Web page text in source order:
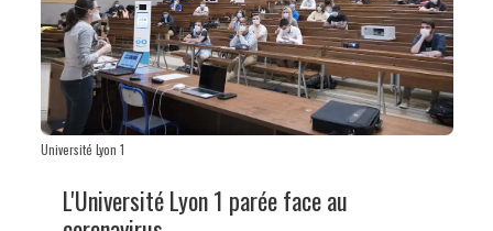
Université Lyon 1
L'Université Lyon 1 parée face au